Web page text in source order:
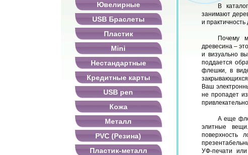
В
занимают
и
Почему
древесина –
и визуально
поддается
флешки, в
Ваш
не пропадет
А еще
элитные
поверхность
УФ-печати или
Ювелирные
USB Браслеты
Пластик
Mini
Нестандартные
Кредитные карты
USB pen
Кожа
Металл
PVC (Резина)
Пластик-металл